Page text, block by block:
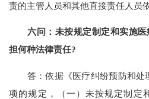
责的主管人员和其他直接责任人员
六问：未按规定制定和实施
担何种法律责任?
答：依据《医疗纠纷预防和处
项的规定，（一）未按规定制定